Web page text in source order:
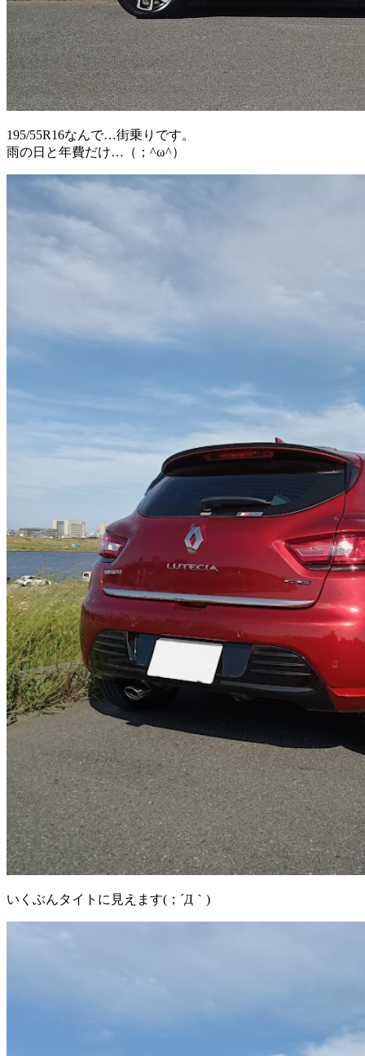
195/55R16なんで…街乗りです。
雨の日と年費だけ…（；^ω^）
いくぶんタイトに見えます(；´Д｀)